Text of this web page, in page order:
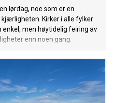
lørdag, noe som er en
Kirker i alle fylker
men høytidelig feiring av
enn noen gang.